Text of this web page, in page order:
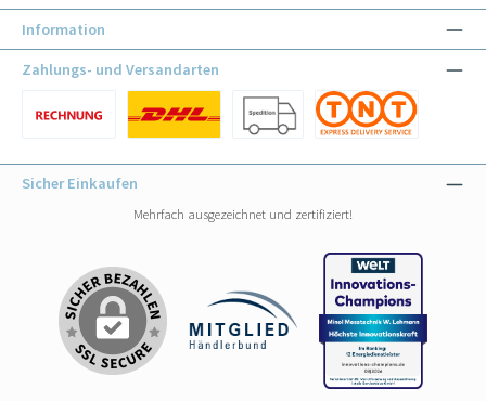
Information
Zahlungs- und Versandarten
Sicher Einkaufen
Mehrfach ausgezeichnet und zertifiziert!